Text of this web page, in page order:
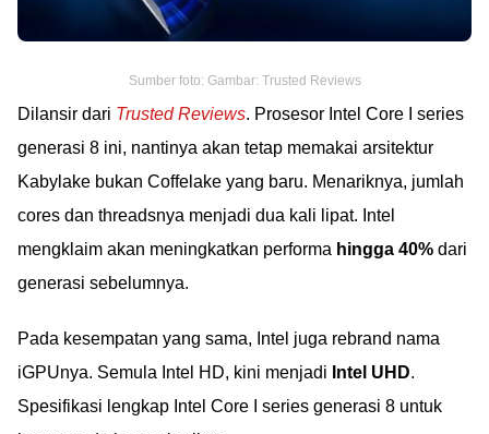
Sumber foto: Gambar: Trusted Reviews
Dilansir dari Trusted Reviews. Prosesor Intel Core I series
generasi 8 ini, nantinya akan tetap memakai arsitektur
Kabylake bukan Coffelake yang baru. Menariknya, jumlah
cores dan threadsnya menjadi dua kali lipat. Intel
mengklaim akan meningkatkan performa hingga 40% dari
generasi sebelumnya.
Pada kesempatan yang sama, Intel juga rebrand nama
iGPUnya. Semula Intel HD, kini menjadi Intel UHD.
Spesifikasi lengkap Intel Core I series generasi 8 untuk